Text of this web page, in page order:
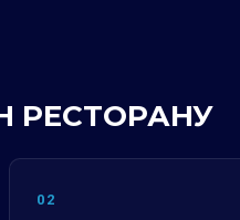
РЕСТОРАНУ
02